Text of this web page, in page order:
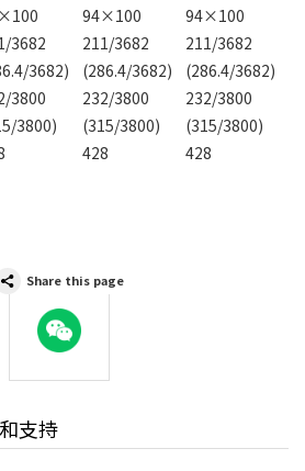
94×100
94×100
3682
3682)
211/3682
(286.4/3682)
211/3682
(286.4/3682)
3800
3800)
232/3800
(315/3800)
232/3800
(315/3800)
428
428
Share this page
WeChat
支持